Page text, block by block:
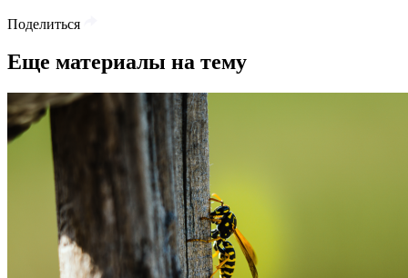
Поделиться
Еще материалы на тему